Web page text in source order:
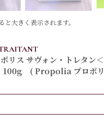
大きく表示されます。
リス サヴォン・トレタン
100g ( Propolia プロポリ